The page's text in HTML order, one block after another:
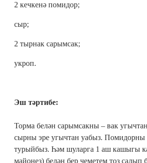
2 кечкенә помидор;
сыр;
2 тырнак сарымсак;
укроп.
Эш тәртибе:
Торма белән сарымсакны – вак
сырны эре угычтан уабыз.
турыйбыз. Һәм шуларга 1 аш кашыгы
майонез) белән бер чеметем тоз салып